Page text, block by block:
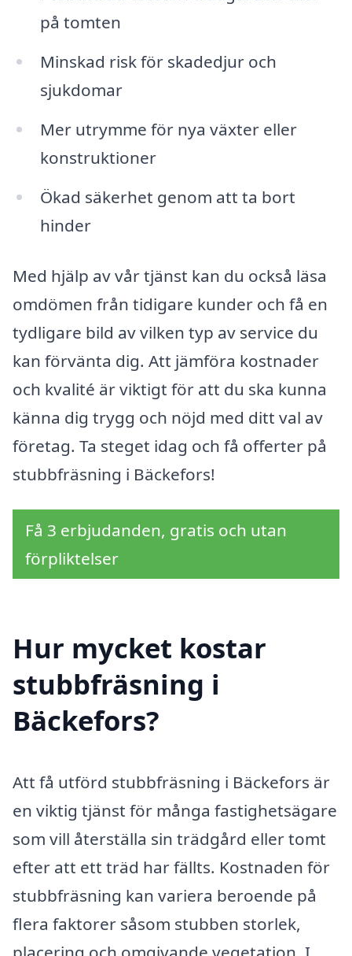
på tomten
Minskad risk för skadedjur och
sjukdomar
Mer utrymme för nya växter eller
konstruktioner
Ökad säkerhet genom att ta bort
hinder
Med hjälp av vår tjänst kan du också läsa
omdömen från tidigare kunder och få en
tydligare bild av vilken typ av service du
kan förvänta dig. Att jämföra kostnader
och kvalité är viktigt för att du ska kunna
känna dig trygg och nöjd med ditt val av
företag. Ta steget idag och få offerter på
stubbfräsning i Bäckefors!
Få 3 erbjudanden, gratis och utan
förpliktelser
Hur mycket kostar
stubbfräsning i
Bäckefors?
Att få utförd stubbfräsning i Bäckefors är
en viktig tjänst för många fastighetsägare
som vill återställa sin trädgård eller tomt
efter att ett träd har fällts. Kostnaden för
stubbfräsning kan variera beroende på
flera faktorer såsom stubben storlek,